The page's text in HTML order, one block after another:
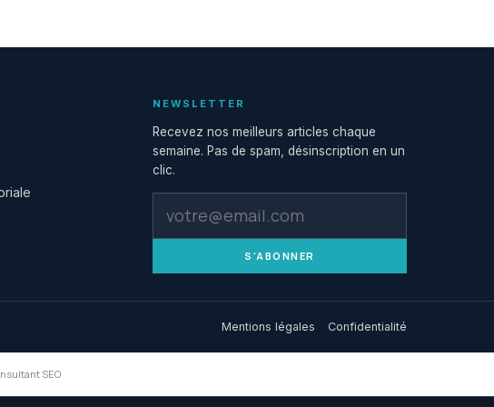
NEWSLETTER
Recevez nos meilleurs articles chaque
semaine. Pas de spam, désinscription en un
clic.
S'ABONNER
Mentions légales Confidentialité
SEO